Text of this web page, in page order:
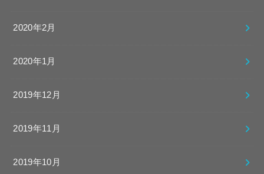
2020年2月
2020年1月
2019年12月
2019年11月
2019年10月